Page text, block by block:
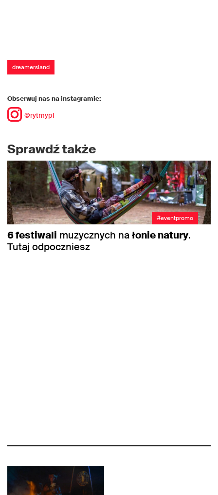
dreamersland
Obserwuj nas na instagramie:
@rytmypl
Sprawdź także
#eventpromo
6 festiwali muzycznych nałonie natury.
Tutaj odpoczniesz